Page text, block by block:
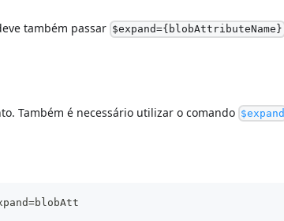
também passar $expand={blobAttributeName}
Também é necessário utilizar o comando $expand